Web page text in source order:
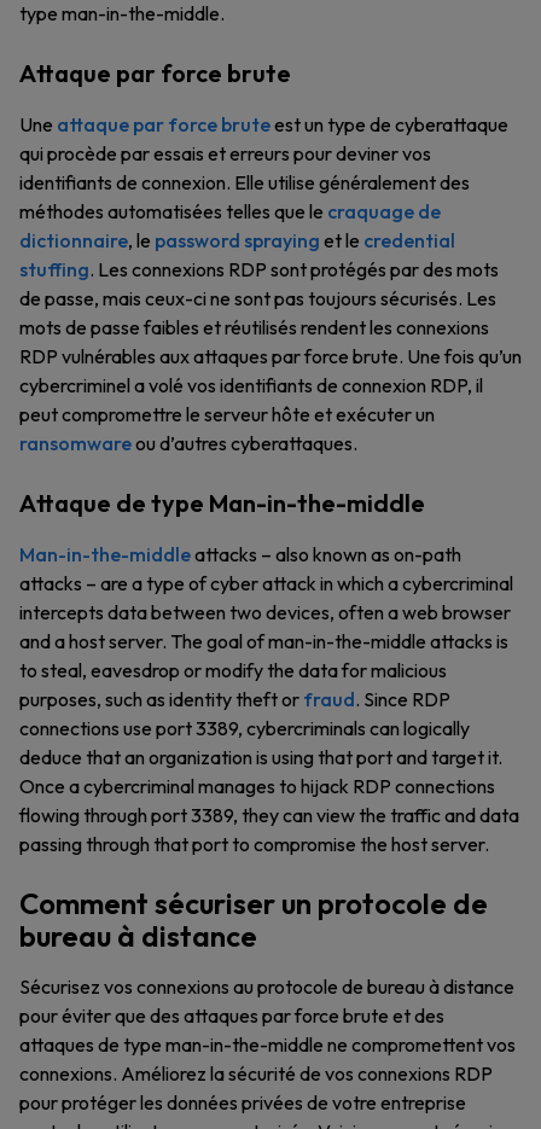
type man-in-the-middle.
Attaque par force brute
Une attaque par force bruteest un type de cyberattaque
qui procède par essais et erreurs pour deviner vos
identifiants de connexion. Elle utilise généralement des
méthodes automatisées telles que le craquage de
dictionnaire, le password spraying et le credential
stuffing. Les connexions RDP sont protégés par des mots
de passe, mais ceux-ci ne sont pas toujours sécurisés. Les
mots de passe faibles et réutilisés rendent les connexions
RDP vulnérables aux attaques par force brute. Une fois qu’un
cybercriminel a volé vos identifiants de connexion RDP, il
peut compromettre le serveur hôte et exécuter un
ransomwareou d’autres cyberattaques.
Attaque de type Man-in-the-middle
Man-in-the-middleattacks – also known as on-path
attacks – are a type of cyber attack in which a cybercriminal
intercepts data between two devices, often a web browser
and a host server. The goal of man-in-the-middle attacks is
to steal, eavesdrop or modify the data for malicious
purposes, such as identity theft or fraud. Since RDP
connections use port 3389, cybercriminals can logically
deduce that an organization is using that port and target it.
Once a cybercriminal manages to hijack RDP connections
flowing through port 3389, they can view the traffic and data
passing through that port to compromise the host server.
Comment sécuriser un protocole de
bureau à distance
Sécurisez vos connexions au protocole de bureau à distance
pour éviter que des attaques par force brute et des
attaques de type man-in-the-middle ne compromettent vos
connexions. Améliorez la sécurité de vos connexions RDP
pour protéger les données privées de votre entreprise